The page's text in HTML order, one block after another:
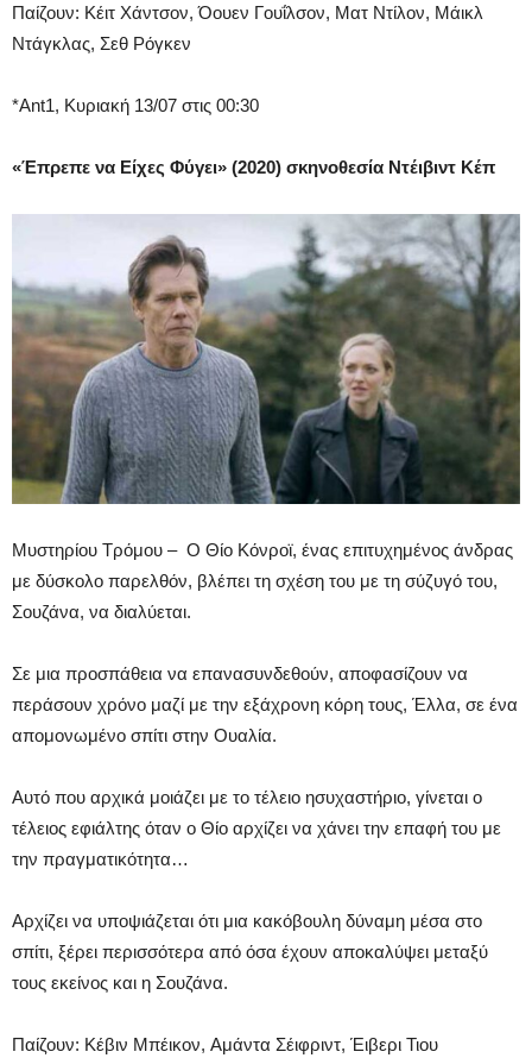
Παίζουν: Κέιτ Χάντσον, Όουεν Γουΐλσον, Ματ Ντίλον, Μάικλ
Ντάγκλας, Σεθ Ρόγκεν
*Ant1, Κυριακή 13/07 στις 00:30
«Έπρεπε να Είχες Φύγει» (2020) σκηνοθεσία Ντέιβιντ Κέπ
Μυστηρίου Τρόμου – Ο Θίο Κόνροϊ, ένας επιτυχημένος άνδρας
με δύσκολο παρελθόν, βλέπει τη σχέση του με τη σύζυγό του,
Σουζάνα, να διαλύεται.
Σε μια προσπάθεια να επανασυνδεθούν, αποφασίζουν να
περάσουν χρόνο μαζί με την εξάχρονη κόρη τους, Έλλα, σε ένα
απομονωμένο σπίτι στην Ουαλία.
Αυτό που αρχικά μοιάζει με το τέλειο ησυχαστήριο, γίνεται ο
τέλειος εφιάλτης όταν ο Θίο αρχίζει να χάνει την επαφή του με
την πραγματικότητα…
Αρχίζει να υποψιάζεται ότι μια κακόβουλη δύναμη μέσα στο
σπίτι, ξέρει περισσότερα από όσα έχουν αποκαλύψει μεταξύ
τους εκείνος και η Σουζάνα.
Παίζουν: Κέβιν Μπέικον, Αμάντα Σέιφριντ, Έιβερι Τιου